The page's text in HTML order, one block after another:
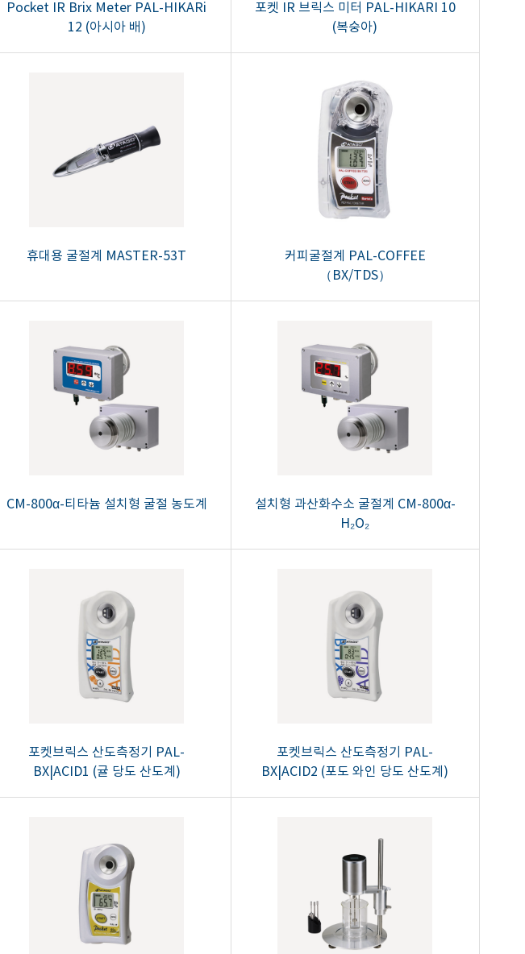
Pocket IR Brix Meter PAL-HIKARi
12 (아시아 배)
포켓 IR 브릭스 미터 PAL-HIKARI 10
(복숭아)
휴대용 굴절계 MASTER-53T
커피굴절계 PAL-COFFEE
（BX/TDS）
CM-800α-티타늄 설치형 굴절 농도계
설치형 과산화수소 굴절계 CM-800α-
H₂O₂
포켓브릭스 산도측정기 PAL-
BX|ACID1 (귤 당도 산도계)
포켓브릭스 산도측정기 PAL-
BX|ACID2 (포도 와인 당도 산도계)